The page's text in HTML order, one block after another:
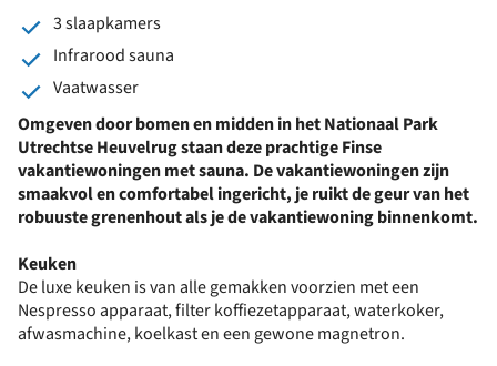
3 slaapkamers
Infrarood sauna
Vaatwasser
Omgeven door bomen en midden in het Nationaal Park
Utrechtse Heuvelrug staan deze prachtige Finse
vakantiewoningen met sauna. De vakantiewoningen zijn
smaakvol en comfortabel ingericht, je ruikt de geur van het
robuuste grenenhout als je de vakantiewoning binnenkomt.
Keuken
De luxe keuken is van alle gemakken voorzien met een
Nespresso apparaat, filter koffiezetapparaat, waterkoker,
afwasmachine, koelkast en een gewone magnetron.